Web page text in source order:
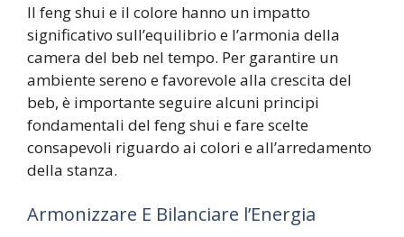
Il feng shui e il colore hanno un impatto
significativo sull’equilibrio e l’armonia della
camera del beb nel tempo. Per garantire un
ambiente sereno e favorevole alla crescita del
beb, è importante seguire alcuni principi
fondamentali del feng shui e fare scelte
consapevoli riguardo ai colori e all’arredamento
della stanza.
Armonizzare E Bilanciare l’Energia